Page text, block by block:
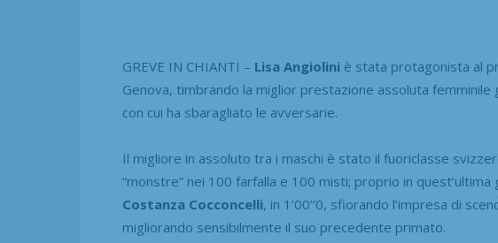
GREVE IN CHIANTI – Lisa Angiolini è stata protagonista al
Genova, timbrando la miglior prestazione assoluta femminile
con cui ha sbaragliato le avversarie.
Il migliore in assoluto tra i maschi è stato il fuoriclasse
“monstre” nei 100 farfalla e 100 misti; proprio in
Costanza Cocconcelli, in 1’00’’0, sfiorando l’impresa di
migliorando sensibilmente il suo precedente primato.